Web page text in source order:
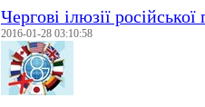
Чергові ілюзії
2016-01-28 03:10:58